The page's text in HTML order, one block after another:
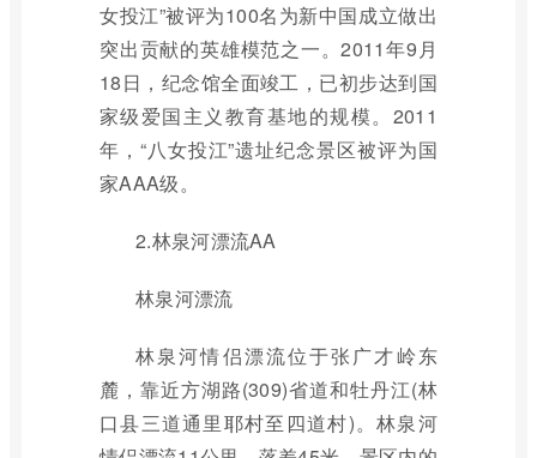
女投江”被评为100名为新中国成立做出
突出贡献的英雄模范之一。2011年9月
18日，纪念馆全面竣工，已初步达到国
家级爱国主义教育基地的规模。2011
年，“八女投江”遗址纪念景区被评为国
家AAA级。
2.林泉河漂流AA
林泉河漂流
林泉河情侣漂流位于张广才岭东
麓，靠近方湖路(309)省道和牡丹江(林
口县三道通里耶村至四道村)。林泉河